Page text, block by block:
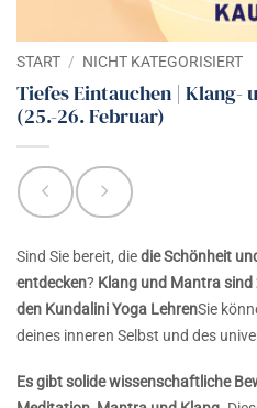
START / NICHT KATEGORISIERT
Tiefes Eintauchen | Klang-
(25.-26. Februar)
Sind Sie bereit, diedie Schönheit
entdecken? Klang und Mantra sind
den Kundalini Yoga LehrenSie
deines inneren Selbst und des
Es gibt solide wissenschaftliche